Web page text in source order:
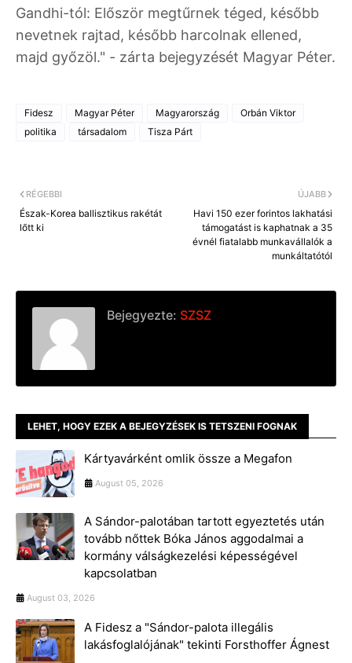
Gandhi-tól: Először megtűrnek téged, később
nevetnek rajtad, később harcolnak ellened,
majd győzöl." - zárta bejegyzését Magyar Péter.
Fidesz Magyar Péter Magyarország
Orbán Viktor
politika
társadalom Tisza Párt
ÚJABB
Havi 150 ezer forintos lakhatási
támogatást is kaphatnak a 35
évnél fiatalabb munkavállalók a
munkáltatótól
RÉGEBBI
Észak-Korea ballisztikus rakétát
lőtt ki
Bejegyezte: SZSZ
LEHET, HOGY EZEK A BEJEGYZÉSEK IS TETSZENI FOGNAK
Kártyavárként omlik össze a Megafon
August 05, 2026
A Sándor-palotában tartott egyeztetés után
tovább nőttek Bóka János aggodalmai a
kormány válságkezelési képességével
kapcsolatban
August 03, 2026
A Fidesz a "Sándor-palota illegális
lakásfoglalójának" tekinti Forsthoffer Ágnest